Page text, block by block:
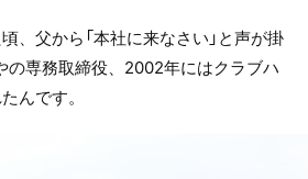
、父から「本社に来なさい」と声が掛
専務取締役、2002年にはクラブハ
んです。